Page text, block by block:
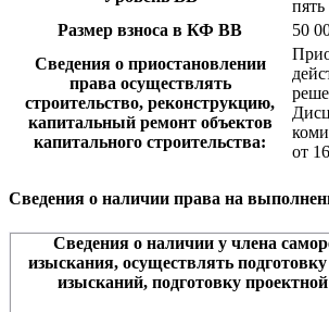
Размер взноса в КФ ВВ
50
Сведения о приостановлении
права осуществлять
строительство, реконструкцию,
капитальный ремонт объектов
капитального строительства:
от
Сведения о наличии права на
Сведения о наличии у члена
изыскания, осуществлять
изысканий, подготовку